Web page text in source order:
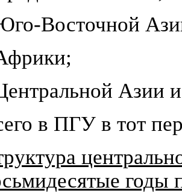
Восточной
Азии
в ПГУ в тот
годы